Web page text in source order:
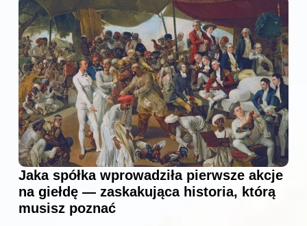
Jaka spółka wprowadziła pierwsze akcje
na giełdę — zaskakująca historia, którą
musisz poznać